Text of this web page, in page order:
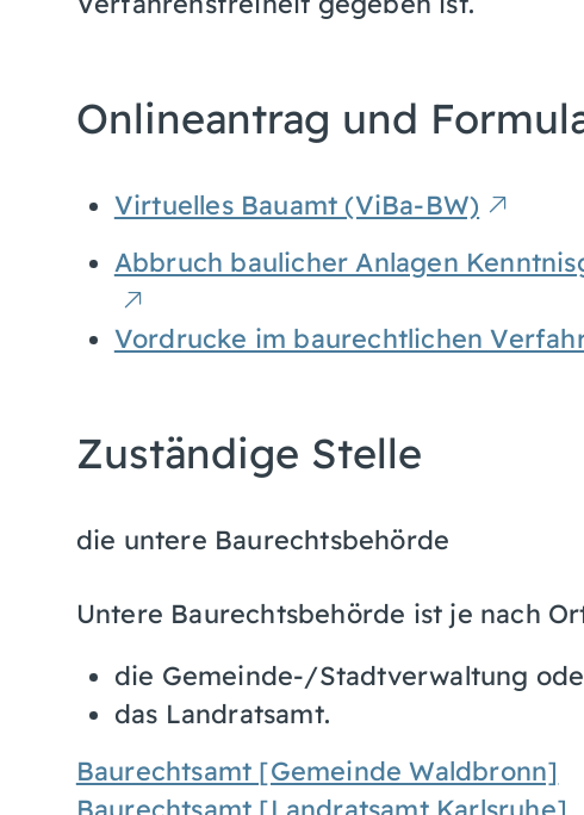
Onlineantrag und
Virtuelles Bauamt (ViBa-BW)
Abbruch baulicher Anlagen
Vordrucke im baurechtlichen
Zuständige Stelle
die untere Baurechtsbehörde
Untere Baurechtsbehörde ist je nach
die Gemeinde-/Stadtverwaltung
das Landratsamt.
Baurechtsamt [Gemeinde Waldbronn]
Baurechtsamt [Landratsamt Karlsruhe]